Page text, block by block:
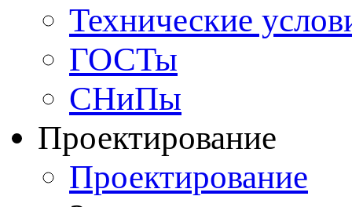
Технические
ГОСТы
СНиПы
Проектирование
Проектирование